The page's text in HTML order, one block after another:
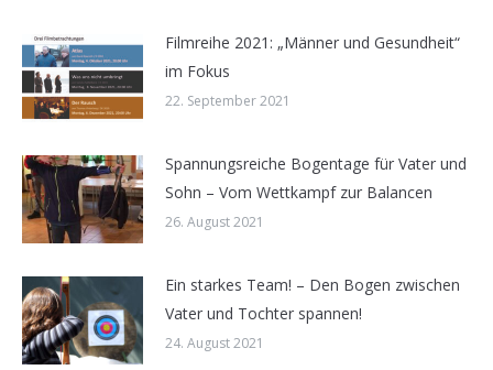
Filmreihe 2021: „Männer und Gesundheit“
im Fokus
22. September 2021
Spannungsreiche Bogentage für Vater und
Sohn – Vom Wettkampf zur Balancen
26. August 2021
Ein starkes Team! – Den Bogen zwischen
Vater und Tochter spannen!
24. August 2021